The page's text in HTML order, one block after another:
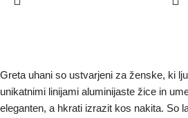
Greta uhani so ustvarjeni za ženske, ki
unikatnimi linijami aluminijaste žice in
eleganten, a hkrati izrazit kos nakita. So